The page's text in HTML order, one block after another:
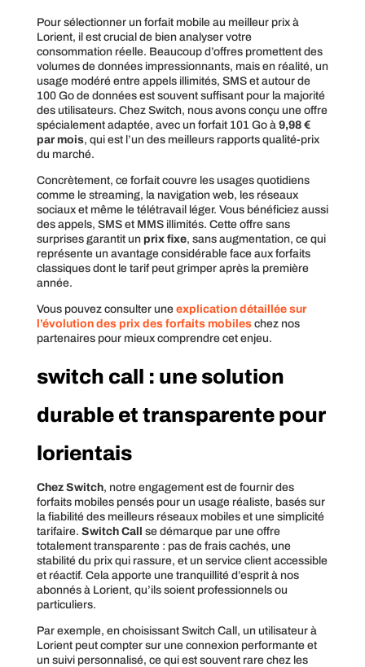
Pour sélectionner un forfait mobile au meilleur prix à
Lorient, il est crucial de bien analyser votre
consommation réelle. Beaucoup d’offres promettent des
volumes de données impressionnants, mais en réalité, un
usage modéré entre appels illimités, SMS et autour de
100 Go de données est souvent suffisant pour la majorité
des utilisateurs. Chez Switch, nous avons conçu une offre
spécialement adaptée, avec un forfait 101 Go à 9,98 €
par mois, qui est l’un des meilleurs rapports qualité-prix
du marché.
Concrètement, ce forfait couvre les usages quotidiens
comme le streaming, la navigation web, les réseaux
sociaux et même le télétravail léger. Vous bénéficiez aussi
des appels, SMS et MMS illimités. Cette offre sans
surprises garantit un prix fixe, sans augmentation, ce qui
représente un avantage considérable face aux forfaits
classiques dont le tarif peut grimper après la première
année.
Vous pouvez consulter une explication détaillée sur
l’évolution des prix des forfaits mobileschez nos
partenaires pour mieux comprendre cet enjeu.
switch call : une solution
durable et transparente pour
lorientais
Chez Switch, notre engagement est de fournir des
forfaits mobiles pensés pour un usage réaliste, basés sur
la fiabilité des meilleurs réseaux mobiles et une simplicité
tarifaire. Switch Call se démarque par une offre
totalement transparente : pas de frais cachés, une
stabilité du prix qui rassure, et un service client accessible
et réactif. Cela apporte une tranquillité d’esprit à nos
abonnés à Lorient, qu’ils soient professionnels ou
particuliers.
Par exemple, en choisissant Switch Call, un utilisateur à
Lorient peut compter sur une connexion performante et
un suivi personnalisé, ce qui est souvent rare chez les